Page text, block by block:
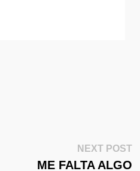
NEXT POST
ME FALTA ALGO